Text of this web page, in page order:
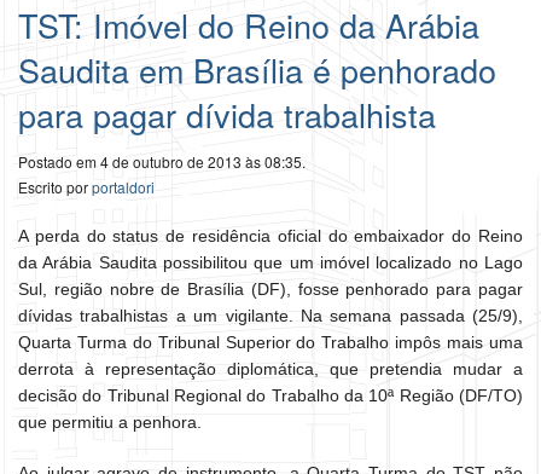
TST: Imóvel do Reino da Arábia
Saudita em Brasília é penhorado
para pagar dívida trabalhista
Postado em 4 de outubro de 2013 às 08:35.
Escrito porportaldori
A perda do status de residência oficial do embaixador do Reino
da Arábia Saudita possibilitou que um imóvel localizado no Lago
Sul, região nobre de Brasília (DF), fosse penhorado para pagar
dívidas trabalhistas a um vigilante. Na semana passada (25/9),
Quarta Turma do Tribunal Superior do Trabalho impôs mais uma
derrota à representação diplomática, que pretendia mudar a
decisão do Tribunal Regional do Trabalho da 10ª Região (DF/TO)
que permitiu a penhora.